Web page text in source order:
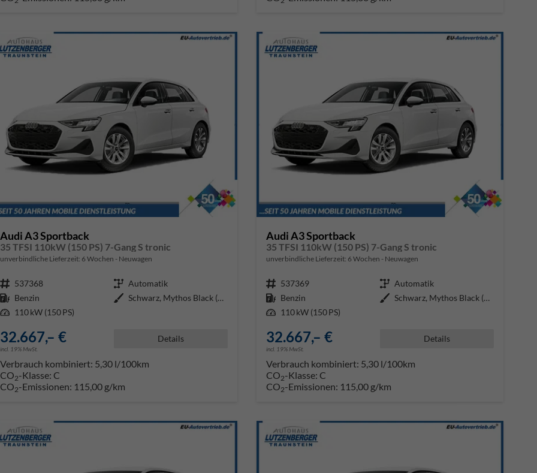
Audi A3 Sportback
35 TFSI 110kW (150 PS) 7-Gang S tronic
unverbindliche Lieferzeit: 6 Wochen Neuwagen
Fahrzeugnr. 537368 Getriebe Automatik
Kraftstoff Benzin Außenfarbe
Schwarz, Mythos Black (0E0E)
Leistung 110 kW (150 PS)
32.667,– €
incl. 19% MwSt.
Details
Verbrauch kombiniert: 5,30 l/100km
CO2-Klasse: C
CO2-Emissionen: 115,00 g/km
Audi A3 Sportback
35 TFSI 110kW (150 PS) 7-Gang S tronic
unverbindliche Lieferzeit: 6 Wochen Neuwagen
Fahrzeugnr. 537369 Getriebe Automatik
Kraftstoff Benzin Außenfarbe
Schwarz, Mythos Black (0E0E)
Leistung 110 kW (150 PS)
32.667,– €
incl. 19% MwSt.
Details
Verbrauch kombiniert: 5,30 l/100km
CO2-Klasse: C
CO2-Emissionen: 115,00 g/km